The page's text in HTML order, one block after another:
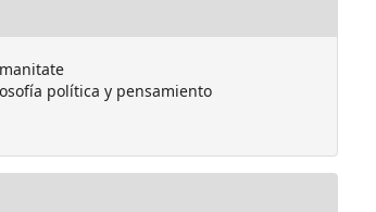
política y pensamiento